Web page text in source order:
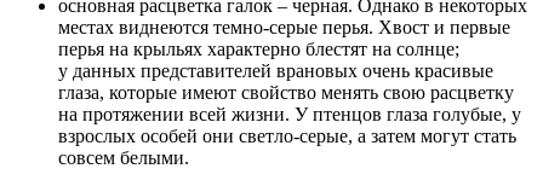
основная расцветка галок – черная. Однако в некоторых
местах виднеются темно-серые перья. Хвост и первые
перья на крыльях характерно блестят на солнце;
у данных представителей врановых очень красивые
глаза, которые имеют свойство менять свою расцветку
на протяжении всей жизни. У птенцов глаза голубые, у
взрослых особей они светло-серые, а затем могут стать
совсем белыми.